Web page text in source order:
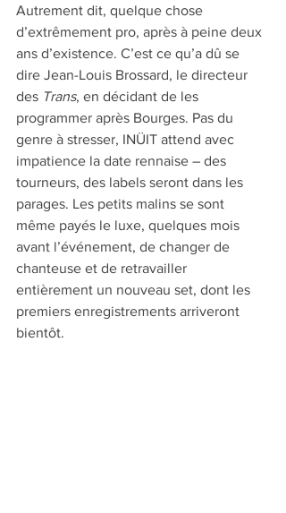
Autrement dit, quelque chose
d’extrêmement pro, après à peine deux
ans d’existence. C’est ce qu’a dû se
dire Jean-Louis Brossard, le directeur
des Trans, en décidant de les
programmer après Bourges. Pas du
genre à stresser, INÜIT attend avec
impatience la date rennaise – des
tourneurs, des labels seront dans les
parages. Les petits malins se sont
même payés le luxe, quelques mois
avant l’événement, de changer de
chanteuse et de retravailler
entièrement un nouveau set, dont les
premiers enregistrements arriveront
bientôt.